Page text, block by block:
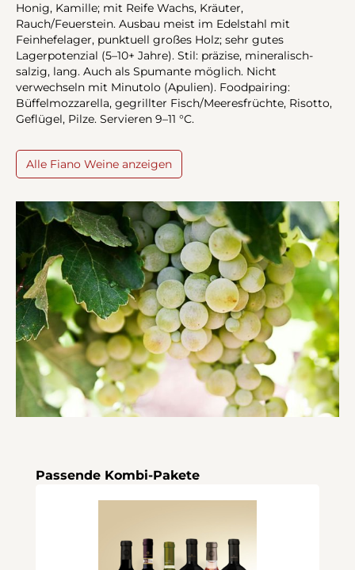
Honig, Kamille; mit Reife Wachs, Kräuter,
Rauch/Feuerstein. Ausbau meist im Edelstahl mit
Feinhefelager, punktuell großes Holz; sehr gutes
Lagerpotenzial (5–10+ Jahre). Stil: präzise, mineralisch-
salzig, lang. Auch als Spumante möglich. Nicht
verwechseln mit Minutolo (Apulien). Foodpairing:
Büffelmozzarella, gegrillter Fisch/Meeresfrüchte, Risotto,
Geflügel, Pilze. Servieren 9–11 °C.
Alle Fiano Weine anzeigen
Produktgalerie überspringen
Passende Kombi-Pakete